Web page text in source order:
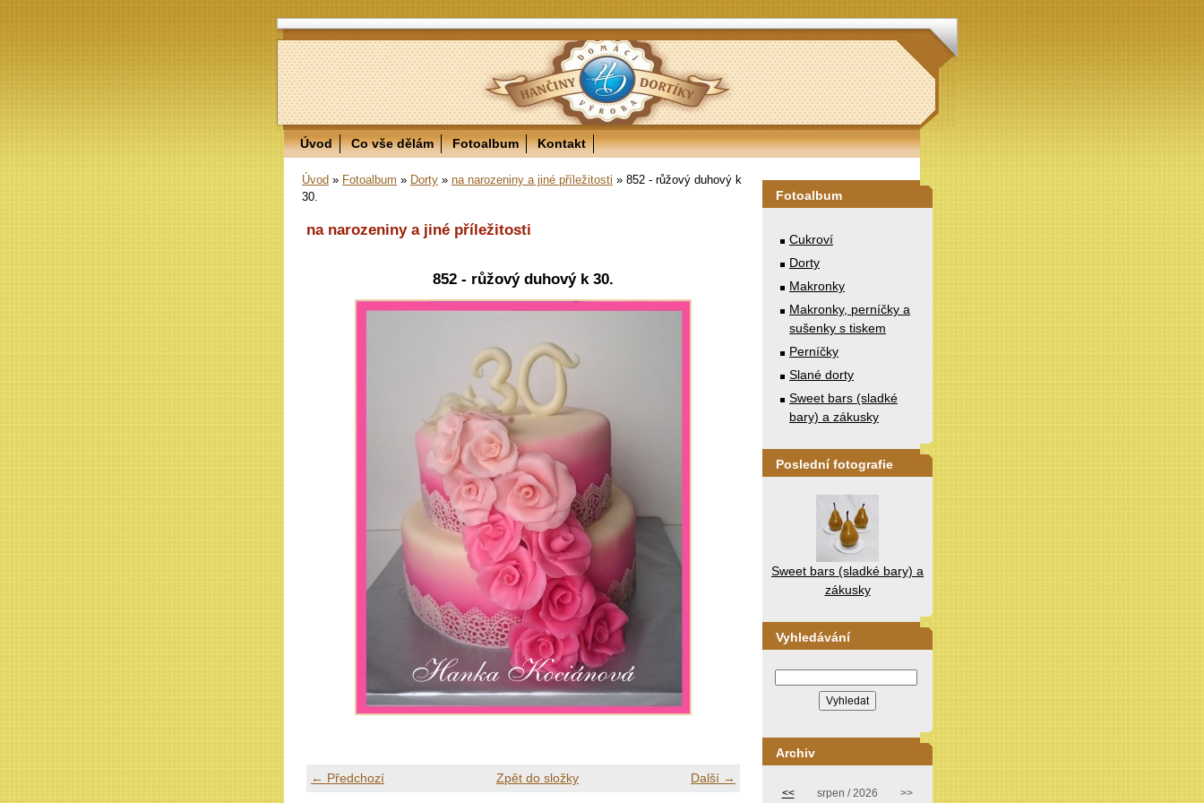
Úvod Co vše dělám Fotoalbum Kontakt
Úvod » Fotoalbum » Dorty » na narozeniny a jiné příležitosti » 852 - růžový duhový k
30.
na narozeniny a jiné příležitosti
852 - růžový duhový k 30.
← Předchozí Další →
Zpět do složky
Fotoalbum
Cukroví
Dorty
Makronky
Makronky, perníčky a
sušenky s tiskem
Perníčky
Slané dorty
Sweet bars (sladké
bary) a zákusky
Poslední fotografie
Sweet bars (sladké bary) a
zákusky
Vyhledávání
Archiv
<< srpen / 2026 >>